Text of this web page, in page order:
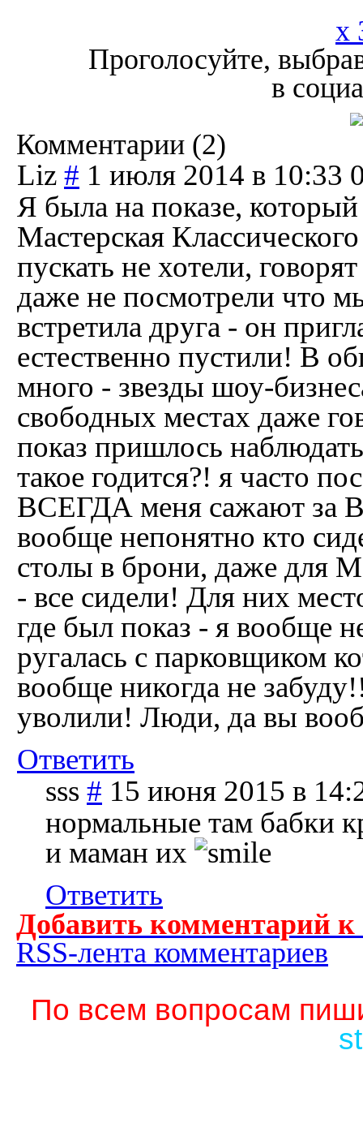
x
Проголосуйте,
в
Комментарии (2)
Liz # 1 июля 2014 в 10:33
Я была на показе, который
Мастерская
пускать не хотели,
даже не посмотрели что
встретила друга - он
естественно пустили! В
много - звезды шоу-
свободных местах даже
показ пришлось
такое годится?! я часто
ВСЕГДА меня сажают за
вообще непонятно кто
столы в брони, даже для
- все сидели! Для них
где был показ - я вообще
ругалась с парковщиком
вообще никогда не
уволили! Люди, да вы
Ответить
sss # 15 июня 2015 в
нормальные там бабки
и маман их
Ответить
Добавить комментарий к
RSS-лента комментариев
По всем вопросам